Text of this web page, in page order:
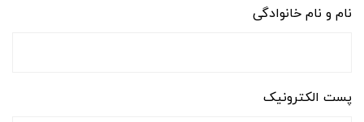
نام و نام خانوادگی
پست الکترونیک